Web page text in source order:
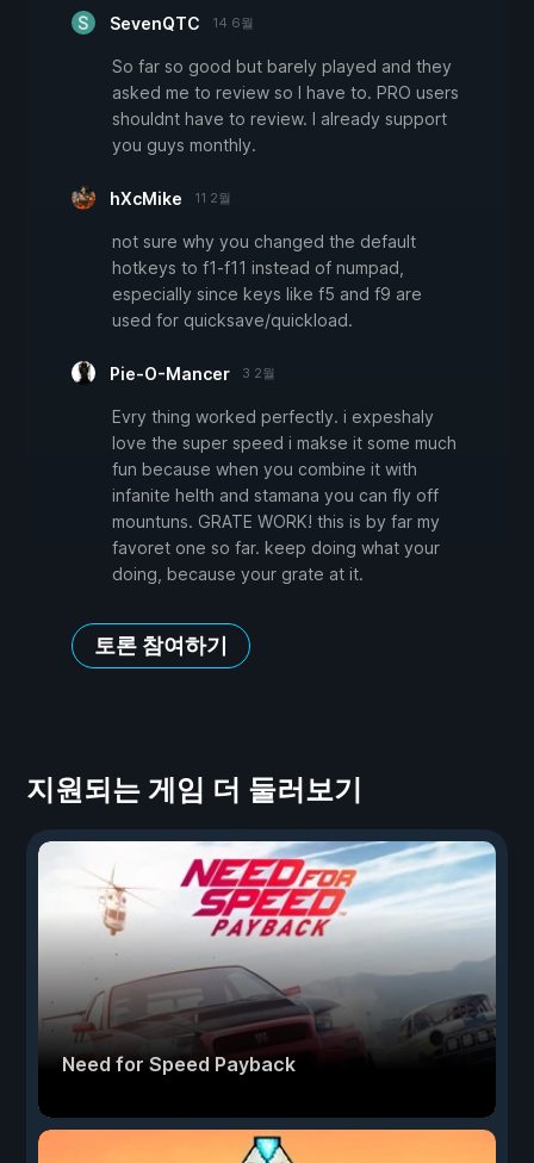
SevenQTC 14 6월
So far so good but barely played and they
asked me to review so I have to. PRO users
shouldnt have to review. I already support
you guys monthly.
hXcMike 11 2월
not sure why you changed the default
hotkeys to f1-f11 instead of numpad,
especially since keys like f5 and f9 are
used for quicksave/quickload.
Pie-O-Mancer 3 2월
Evry thing worked perfectly. i expeshaly
love the super speed i makse it some much
fun because when you combine it with
infanite helth and stamana you can fly off
mountuns. GRATE WORK! this is by far my
favoret one so far. keep doing what your
doing, because your grate at it.
토론 참여하기
지원되는 게임 더 둘러보기
Need for Speed Payback